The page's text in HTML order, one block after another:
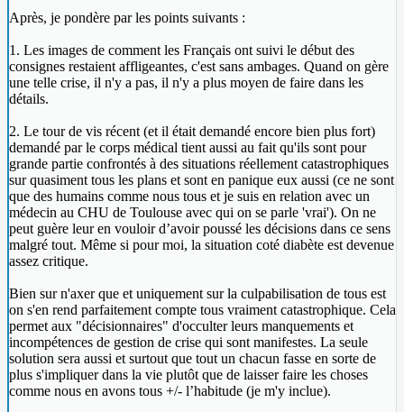
Après, je pondère par les points suivants :
1. Les images de comment les Français ont suivi le début des
consignes restaient affligeantes, c'est sans ambages. Quand on gère
une telle crise, il n'y a pas, il n'y a plus moyen de faire dans les
détails.
2. Le tour de vis récent (et il était demandé encore bien plus fort)
demandé par le corps médical tient aussi au fait qu'ils sont pour
grande partie confrontés à des situations réellement catastrophiques
sur quasiment tous les plans et sont en panique eux aussi (ce ne sont
que des humains comme nous tous et je suis en relation avec un
médecin au CHU de Toulouse avec qui on se parle 'vrai'). On ne
peut guère leur en vouloir d’avoir poussé les décisions dans ce sens
malgré tout. Même si pour moi, la situation coté diabète est devenue
assez critique.
Bien sur n'axer que et uniquement sur la culpabilisation de tous est
on s'en rend parfaitement compte tous vraiment catastrophique. Cela
permet aux "décisionnaires" d'occulter leurs manquements et
incompétences de gestion de crise qui sont manifestes. La seule
solution sera aussi et surtout que tout un chacun fasse en sorte de
plus s'impliquer dans la vie plutôt que de laisser faire les choses
comme nous en avons tous +/- l’habitude (je m'y inclue).